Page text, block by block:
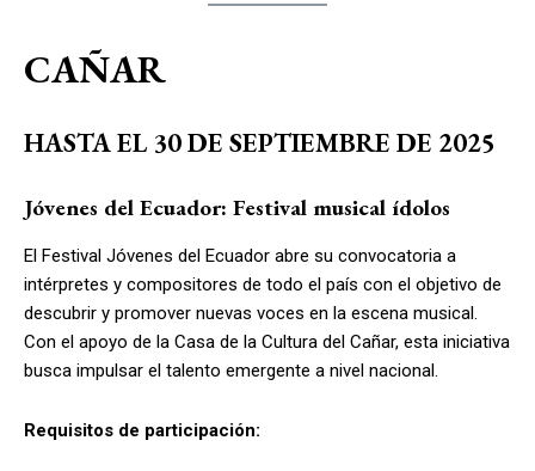
CAÑAR
HASTA EL 30 DE SEPTIEMBRE DE 2025
Jóvenes del Ecuador: Festival musical ídolos
El Festival Jóvenes del Ecuador abre su convocatoria a
intérpretes y compositores de todo el país con el objetivo de
descubrir y promover nuevas voces en la escena musical.
Con el apoyo de la Casa de la Cultura del Cañar, esta iniciativa
busca impulsar el talento emergente a nivel nacional.
Requisitos de participación: